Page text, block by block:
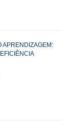
APRENDIZAGEM: